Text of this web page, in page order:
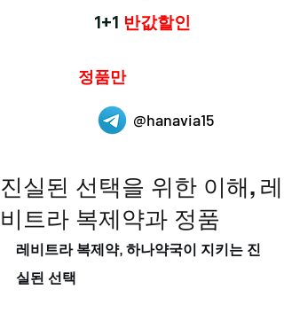
1+1 반값할인
정품만
@hanavia15
진실된 선택을 위한 이해, 레
비트라 복제약과 정품
레비트라 복제약, 하나약국이 지키는 진
실된 선택